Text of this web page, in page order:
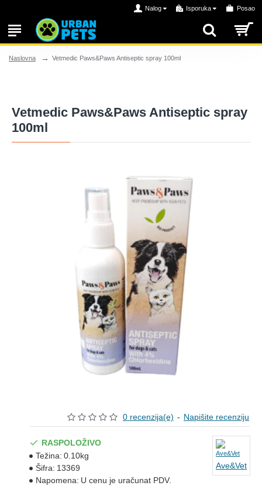
Nalog Isporuka Posao
Naslovna Vetmedic Paws&Paws Antiseptic spray 100ml
Vetmedic Paws&Paws Antiseptic spray
100ml
0 recenzija(e) - Napišite recenziju
RASPOLOŽIVO
Težina: 0.10kg
Šifra: 13369
Napomena: U cenu je uračunat PDV.
Ave&Vet